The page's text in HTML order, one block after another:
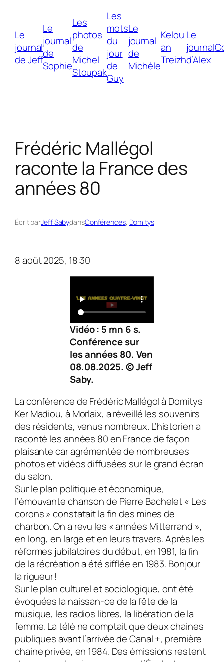
Le
journal
de Jeff
Le
journal
de
Sophie
Les
photos
de
Michel
Stoupak
Les
mots
du
jour
de
Guy
Le
journal
de
Michèle
Kelou
an
Treizh
Le
journal
d’Alex
Frédéric Mallégol
raconte la France des
années 80
Écrit parJeff SabydansConférences, Domitys
8 août 2025, 18:30
Vidéo : 5 mn 6 s.
Conférence sur
les années 80. Ven
08.08.2025. © Jeff
Saby.
La conférence de Frédéric Mallégol à Domitys
Ker Madiou, à Morlaix, a réveillé les souvenirs
des résidents, venus nombreux. L’historien a
raconté les années 80 en France de façon
plaisante car agrémentée de nombreuses
photos et vidéos diffusées sur le grand écran
du salon.
Sur le plan politique et économique,
l’émouvante chanson de Pierre Bachelet « Les
corons » constatait la fin des mines de
charbon. On a revu les « années Mitterrand »,
en long, en large et en leurs travers. Après les
réformes jubilatoires du début, en 1981, la fin
de la récréation a été sifflée en 1983. Bonjour
la rigueur !
Sur le plan culturel et sociologique, ont été
évoquées la naissan-ce de la fête de la
musique, les radios libres, la libération de la
femme. La télé ne comptait que deux chaines
publiques avant l’arrivée de Canal +, première
chaine privée, en 1984. Des émissions restent